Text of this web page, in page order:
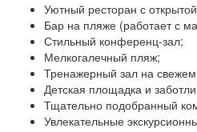
Уютный ресторан с
Бар на пляже (работает с
Стильный конференц-зал;
Мелкогалечный пляж;
Тренажерный зал на свежем
Детская площадка и
Тщательно подобранный
Увлекательные